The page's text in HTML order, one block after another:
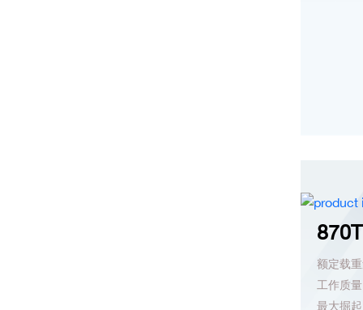
额定载
工作质
最大掘